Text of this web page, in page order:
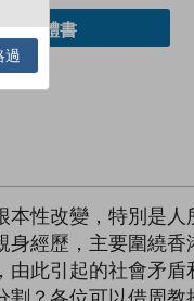
閱實體書
性改變，特別是
經歷，主要圍繞香
此引起的社會矛盾
過